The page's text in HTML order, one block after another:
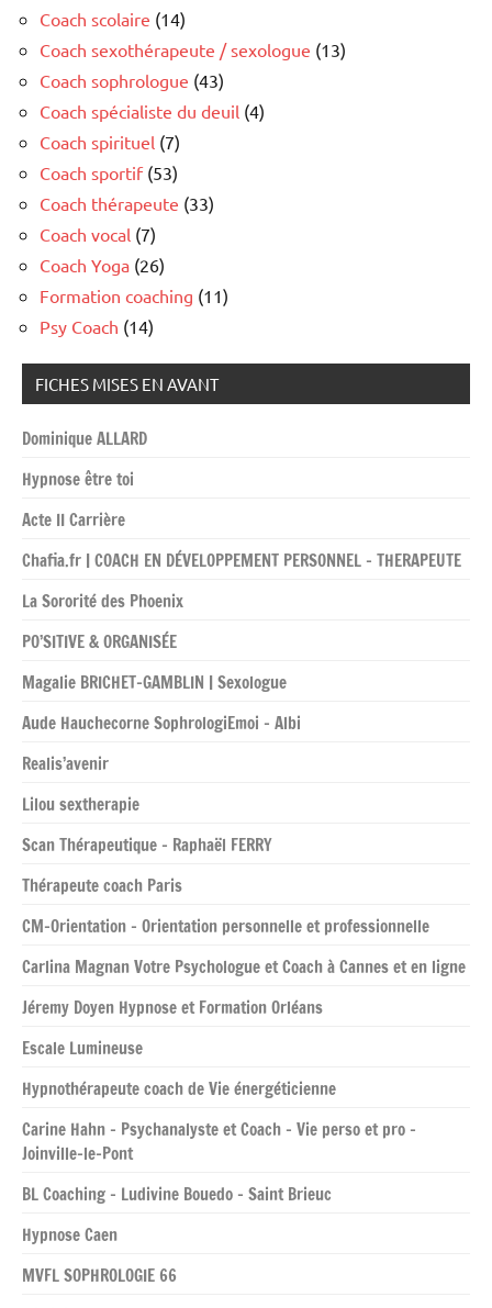
Coach scolaire (14)
Coach sexothérapeute / sexologue (13)
Coach sophrologue (43)
Coach spécialiste du deuil (4)
Coach spirituel (7)
Coach sportif(53)
Coach thérapeute (33)
Coach vocal (7)
Coach Yoga (26)
Formation coaching (11)
Psy Coach (14)
FICHES MISES EN AVANT
Dominique ALLARD
Hypnose être toi
Acte II Carrière
Chafia.fr | COACH EN DÉVELOPPEMENT PERSONNEL – THERAPEUTE
La Sororité des Phoenix
PO’SITIVE & ORGANISÉE
Magalie BRICHET-GAMBLIN | Sexologue
Aude Hauchecorne SophrologiEmoi – Albi
Realis’avenir
Lilou sextherapie
Scan Thérapeutique – Raphaël FERRY
Thérapeute coach Paris
CM-Orientation – Orientation personnelle et professionnelle
Carlina Magnan Votre Psychologue et Coach à Cannes et en ligne
Jéremy Doyen Hypnose et Formation Orléans
Escale Lumineuse
Hypnothérapeute coach de Vie énergéticienne
Carine Hahn – Psychanalyste et Coach – Vie perso et pro –
Joinville-le-Pont
BL Coaching – Ludivine Bouedo – Saint Brieuc
Hypnose Caen
MVFL SOPHROLOGIE 66